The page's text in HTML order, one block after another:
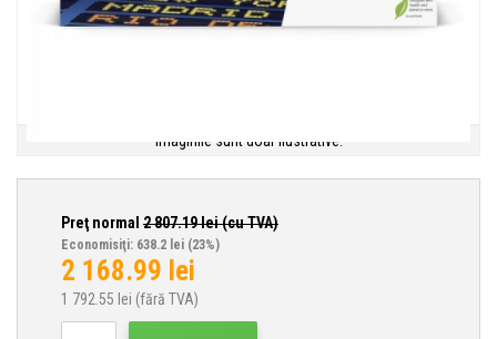
Imaginile sunt doar ilustrative.
Preţ normal 2 807.19lei (cu TVA)
Economisiţi: 638.2 lei (23%)
2 168.99 lei
1 792.55 lei (fără TVA)